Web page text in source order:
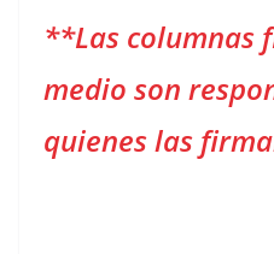
**Las columnas
medio son
quienes las